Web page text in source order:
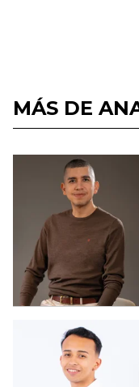
MÁS DE